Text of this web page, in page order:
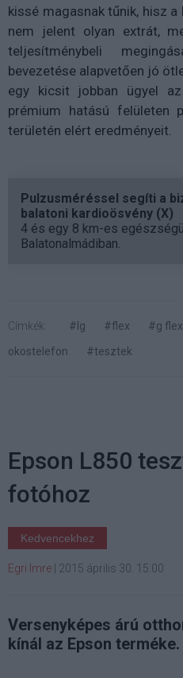
kissé magasnak tűnik, hisz
nem jelent olyan extrát,
teljesítménybeli
bevezetése alapvetően jó
egy kicsit jobban ügyel
prémium hatású felületen
területén elért eredményeit.
Pulzusméréssel segíti a
balatoni kardioösvény (X)
4 és egy 8 km-es
Balatonalmádiban.
Címkék: #lg #flex #g flex
okostelefon
#tesztek
Epson L850
fotóhoz
Kedvencekhez
Egri Imre 2015 április 30. 15:00
Versenyképes árú
kínál az Epson terméke.